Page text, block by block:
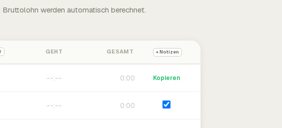
werden automatisch berechnet.
GEHT GESAMT + Notizen
0:00 Kopieren
0:00